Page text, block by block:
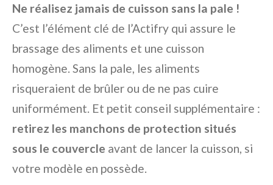
Ne réalisez jamais de cuisson sans la pale !
C’est l’élément clé de l’Actifry qui assure le
brassage des aliments et une cuisson
homogène. Sans la pale, les aliments
risqueraient de brûler ou de ne pas cuire
uniformément. Et petit conseil supplémentaire :
retirez les manchons de protection situés
sous le couvercle avant de lancer la cuisson, si
votre modèle en possède.